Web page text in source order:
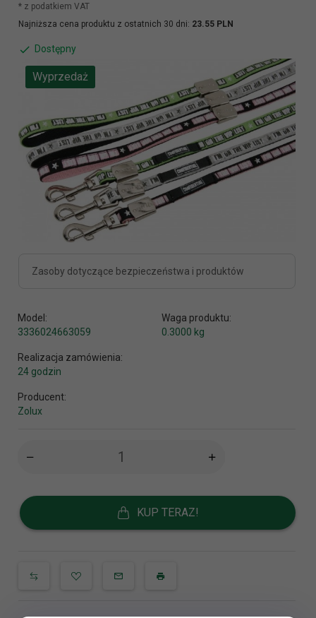
* z podatkiem VAT
Najniższa cena produktu z ostatnich 30 dni: 23.55 PLN
Dostępny
Wyprzedaż
Zasoby dotyczące bezpieczeństwa i produktów
Model:
3336024663059
Waga produktu:
0.3000 kg
Realizacja zamówienia:
24 godzin
Producent:
Zolux
KUP TERAZ!